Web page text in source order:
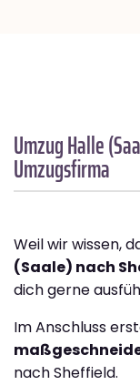
Umzug Halle
Umzugsfirma
Weil wir wissen,
(Saale) nach
dich gerne
Im Anschluss
nach Sheffield.